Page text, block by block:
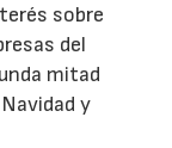
sobre
del
mitad
y